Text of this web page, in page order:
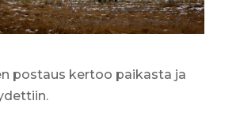
postaus kertoo paikasta ja